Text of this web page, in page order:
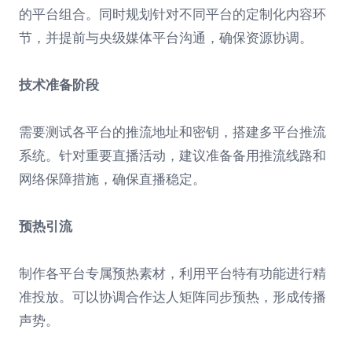
的平台组合。同时规划针对不同平台的定制化内容环
节，并提前与央级媒体平台沟通，确保资源协调。
技术准备阶段
需要测试各平台的推流地址和密钥，搭建多平台推流
系统。针对重要直播活动，建议准备备用推流线路和
网络保障措施，确保直播稳定。
预热引流
制作各平台专属预热素材，利用平台特有功能进行精
准投放。可以协调合作达人矩阵同步预热，形成传播
声势。